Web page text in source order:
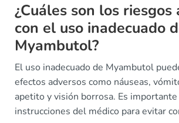
¿Cuáles son los riesgos
con el uso inadecuado
Myambutol?
El uso inadecuado de Myambutol
efectos adversos como náuseas,
apetito y visión borrosa. Es
instrucciones del médico para evitar